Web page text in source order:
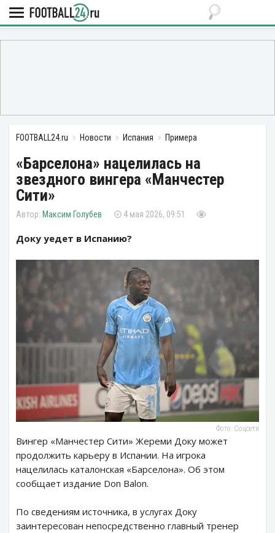
FOOTBALL24.ru Новости Испания Примера
«Барселона» нацелилась на
звездного вингера «Манчестер
Сити»
Максим Голубев 4 мая 2026, 09:51
Доку уедет в Испанию?
Фото: Соцсети
Вингер «Манчестер Сити» Жереми Доку может
продолжить карьеру в Испании. На игрока
нацелилась каталонская «Барселона». Об этом
сообщает издание Don Balon.
По сведениям источника, в услугах Доку
заинтересован непосредственно главный тренер